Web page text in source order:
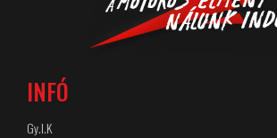
INFÓ
Gy.I.K